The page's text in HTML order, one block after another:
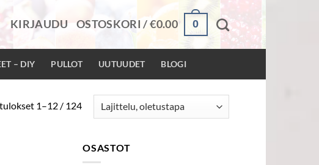
KIRJAUDU OSTOSKORI /€0.00 0
– DIY PULLOT UUTUUDET BLOGI
1–12 / 124
OSASTOT